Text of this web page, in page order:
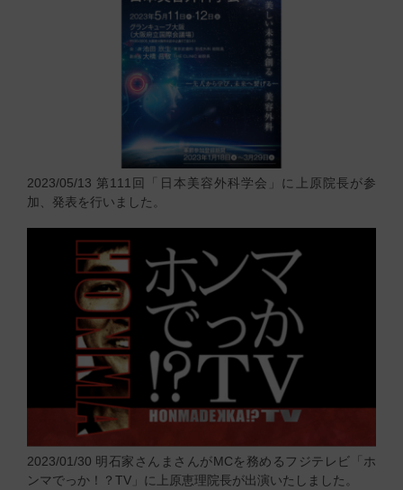
2023/05/13 第111回「日本美容外科学会」に上原院長が参
加、発表を行いました。
2023/01/30 明石家さんまさんがMCを務めるフジテレビ「ホ
ンマでっか！？TV」に上原恵理院長が出演いたしました。